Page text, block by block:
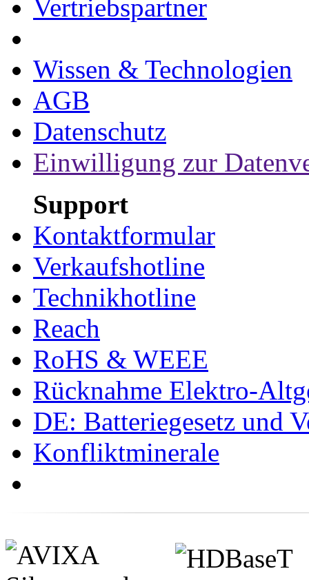
Vertriebspartner
Wissen & Technologien
AGB
Datenschutz
Einwilligung zur
Support
Kontaktformular
Verkaufshotline
Technikhotline
Reach
RoHS & WEEE
Rücknahme Elektro-
DE: Batteriegesetz und
Konfliktminerale